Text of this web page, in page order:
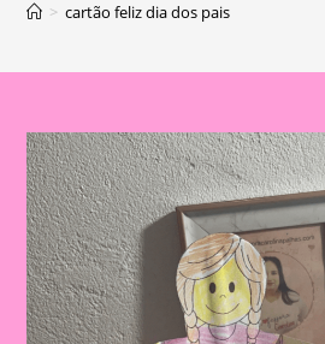
> cartão feliz dia dos pais